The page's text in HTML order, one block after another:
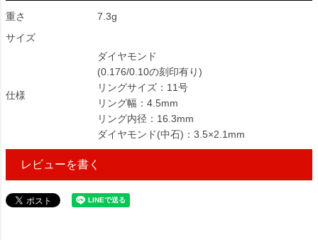
重さ
7.3g
サイズ
仕様
ダイヤモンド
(0.176/0.10の刻印有り)
リングサイズ：11号
リング幅：4.5mm
リング内径：16.3mm
ダイヤモンド(中石)：3.5×2.1mm
レビューを書く